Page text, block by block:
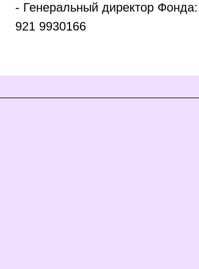
- Генеральный директор Фонда:
921 9930166